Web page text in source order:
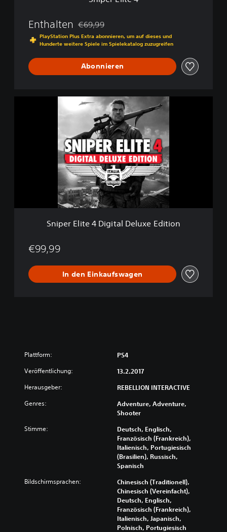
Enthalten Preisnachlass gegenüber dem Originalpreis
€69,99
PlayStation Plus Extra abonnieren, um auf dieses und
Hunderte weitere Spiele im Spielekatalog zuzugreifen
Abonnieren
4
Sniper Elite 4 Digital Deluxe Edition
€99,99
In den Einkaufswagen
Plattform: PS4
Veröffentlichung: 13.2.2017
Herausgeber: REBELLION INTERACTIVE
Genres:
Adventure, Adventure,
Shooter
Stimme:
Deutsch, Englisch,
Französisch (Frankreich),
Italienisch, Portugiesisch
(Brasilien), Russisch,
Spanisch
Bildschirmsprachen:
Chinesisch (Traditionell),
Chinesisch (Vereinfacht),
Deutsch, Englisch,
Französisch (Frankreich),
Italienisch, Japanisch,
Polnisch, Portugiesisch